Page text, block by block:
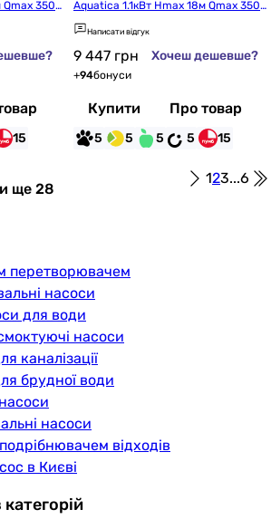
Qmax 350
15
Aquatica 1.1кВт Hmax 18м Qmax 350
л/хв (773423)
Написати відгук
9 447 грн Хочеш дешевше?
+94бонуси
Купити Про товар
5 5 5 5 15
ще 28
123...6
перетворювачем
насоси
для води
насоси
каналізації
брудної води
насоси
відходів
в Києві